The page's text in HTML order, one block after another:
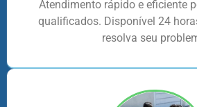
Atendimento rápido e eficiente
qualificados. Disponível 24
resolva seu